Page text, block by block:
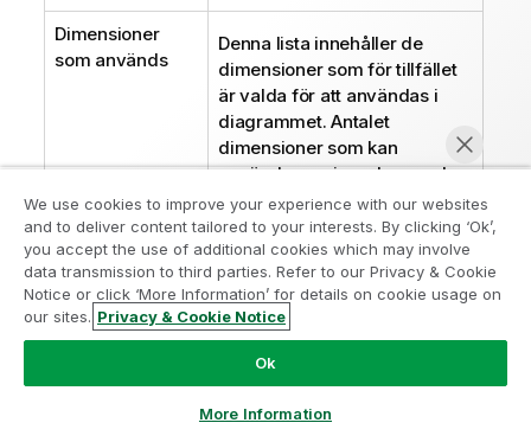
Dimensioner
som används
Denna lista innehåller de
dimensioner som för tillfället
är valda för att användas i
diagrammet. Antalet
dimensioner som kan
användas varierar beroende
på diagramtyp. Överflödiga
dimensioner för en
diagramtyp kommer att
ignoreras.
Dimensionsdataceller som
används i tabeller kan
formateras dynamiskt med
hjälp av attribututtryck. När ett
attribut-uttryck anges för en
Gå med i programmet Analytics
Modernization
Modernisera utan att kompromissa med dina värdefulla
QlikView-appar med programmet för
analysmodernisering.
ampquestions@qlik.com
We use cookies to improve your experience with our websites
and to deliver content tailored to your interests. By clicking ‘Ok’,
you accept the use of additional cookies which may involve
data transmission to third parties. Refer to our Privacy & Cookie
Notice or click ‘More Information’ for details on cookie usage on
our sites. Privacy & Cookie Notice
Ok
More Information